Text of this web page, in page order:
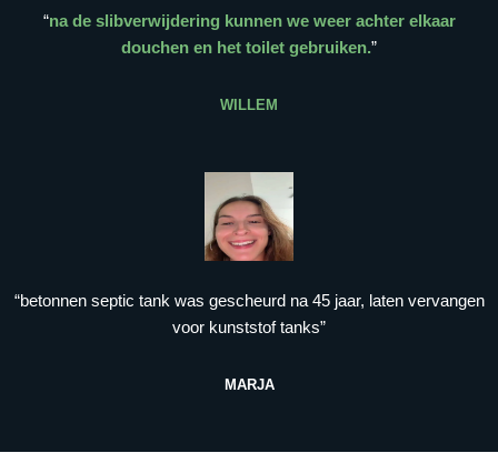
“na de slibverwijdering kunnen we weer achter elkaar
douchen en het toilet gebruiken.”
WILLEM
“betonnen septic tank was gescheurd na 45 jaar, laten vervangen
voor kunststof tanks”
MARJA